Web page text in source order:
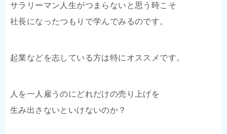
サラリーマン人生がつまらないと思う時こそ
社長になったつもりで学んでみるのです。
起業などを志している方は特にオススメです。
人を一人雇うのにどれだけの売り上げを
生み出さないといけないのか？